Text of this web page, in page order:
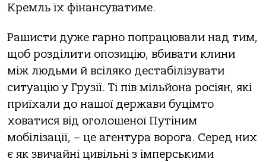
Кремль їх фінансуватиме.
Рашисти дуже гарно попрацювали над тим,
щоб розділити опозицію, вбивати клини
між людьми й всіляко дестабілізувати
ситуацію у Грузії. Ті пів мільйона росіян, які
приїхали до нашої держави буцімто
ховатися від оголошеної Путіним
мобілізації, – це агентура ворога. Серед них
є як звичайні цивільні з імперськими